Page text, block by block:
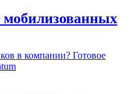
мобилизованных